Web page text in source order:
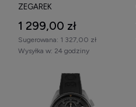
ZEGAREK
1 299,00 zł
Wysyłka w: 24 godziny
Sugerowana: 1 327,00 zł